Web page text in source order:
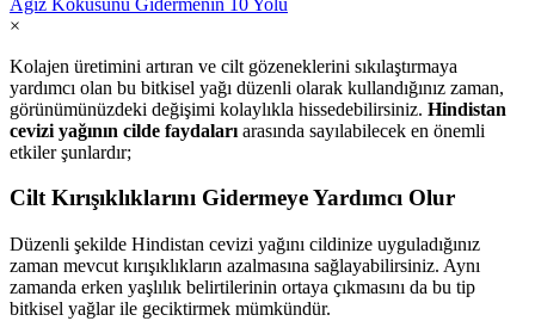
×
Kolajen üretimini artıran ve cilt gözeneklerini sıkılaştırmaya
yardımcı olan bu bitkisel yağı düzenli olarak kullandığınız zaman,
görünümünüzdeki değişimi kolaylıkla hissedebilirsiniz. Hindistan
cevizi yağının cilde faydaları arasında sayılabilecek en önemli
etkiler şunlardır;
Cilt Kırışıklıklarını Gidermeye Yardımcı Olur
Düzenli şekilde Hindistan cevizi yağını cildinize uyguladığınız
zaman mevcut kırışıklıkların azalmasına sağlayabilirsiniz. Aynı
zamanda erken yaşlılık belirtilerinin ortaya çıkmasını da bu tip
bitkisel yağlar ile geciktirmek mümkündür.